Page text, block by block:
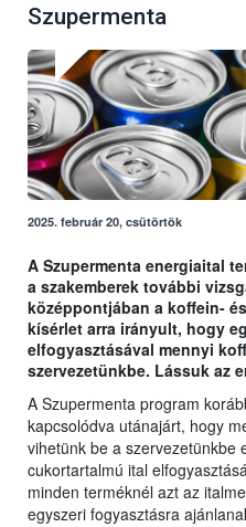
Szupermenta
2025. február 20, csütörtök
A Szupermenta energiaital
a szakemberek további
középpontjában a koffein-
kísérlet arra irányult, hogy
elfogyasztásával mennyi
szervezetünkbe. Lássuk az
A Szupermenta program
kapcsolódva utánajárt, hogy
vihetünk be a szervezetünkbe
cukortartalmú ital
minden terméknél azt az
egyszeri fogyasztásra